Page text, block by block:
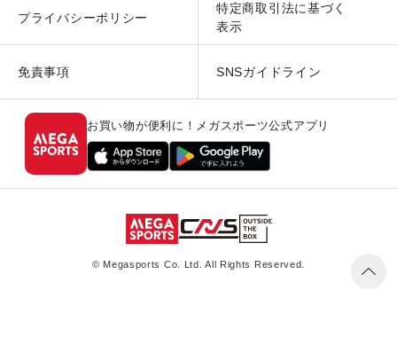
プライバシーポリシー
特定商取引法に基づく
表示
免責事項 SNSガイドライン
お買い物が便利に！メガスポーツ公式アプリ
© Megasports Co. Ltd. All Rights Reserved.